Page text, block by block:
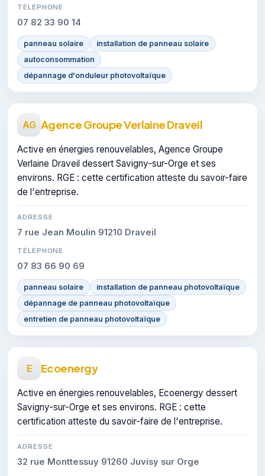
TÉLÉPHONE
07 82 33 90 14
panneau solaire
installation de panneau solaire
autoconsommation
dépannage d'onduleur photovoltaïque
AG Agence Groupe Verlaine Draveil
Active en énergies renouvelables, Agence Groupe
Verlaine Draveil dessert Savigny-sur-Orge et ses
environs. RGE : cette certification atteste du savoir-faire
de l'entreprise.
ADRESSE
7 rue Jean Moulin 91210 Draveil
TÉLÉPHONE
07 83 66 90 69
panneau solaire
installation de panneau photovoltaïque
dépannage de panneau photovoltaïque
entretien de panneau photovoltaïque
E Ecoenergy
Active en énergies renouvelables, Ecoenergy dessert
Savigny-sur-Orge et ses environs. RGE : cette
certification atteste du savoir-faire de l'entreprise.
ADRESSE
32 rue Monttessuy 91260 Juvisy sur Orge